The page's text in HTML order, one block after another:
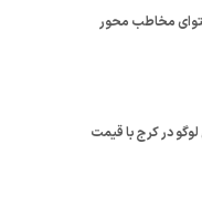
مخاطب محور
در کرج با قیمت